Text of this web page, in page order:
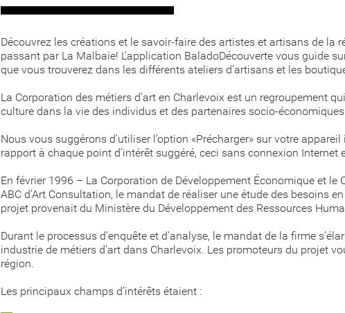
Découvrez les créations et le savoir-faire des artistes et artisans de la
passant par La Malbaie! L’application BaladoDécouverte vous guide
que vous trouverez dans les différents ateliers d’artisans et les
La Corporation des métiers d’art en Charlevoix est un regroupement
culture dans la vie des individus et des partenaires socio-
Nous vous suggérons d’utiliser l’option «Précharger» sur votre
rapport à chaque point d’intérêt suggéré, ceci sans connexion Internet
En février 1996 – La Corporation de Développement Économique et
ABC d’Art Consultation, le mandat de réaliser une étude des besoins
projet provenait du Ministère du Développement des Ressources
Durant le processus d’enquête et d’analyse, le mandat de la firme
industrie de métiers d’art dans Charlevoix. Les promoteurs du projet
région.
Les principaux champs d’intérêts étaient :